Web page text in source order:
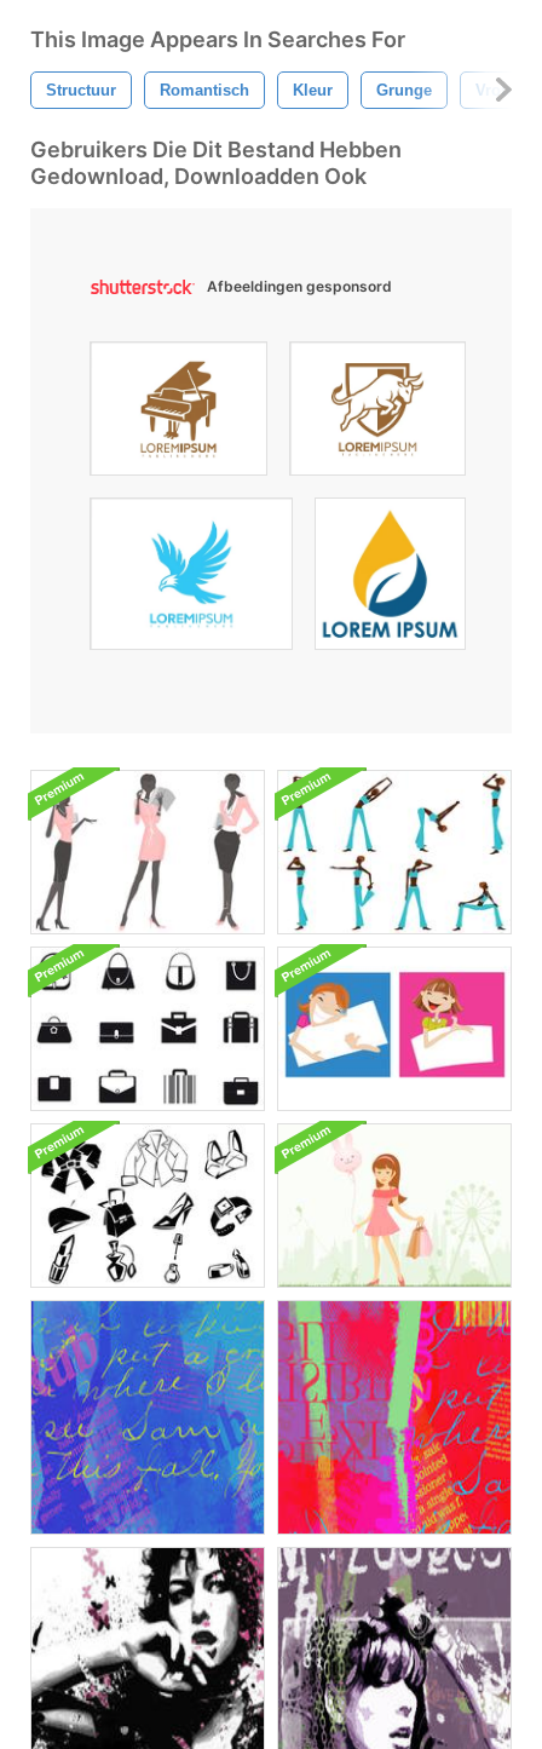
This Image Appears In Searches For
Structuur Romantisch Kleur Grunge Vrouw
Gebruikers Die Dit Bestand Hebben
Gedownload, Downloadden Ook
Afbeeldingen gesponsord